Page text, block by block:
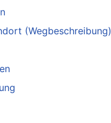
(Wegbeschreibung)